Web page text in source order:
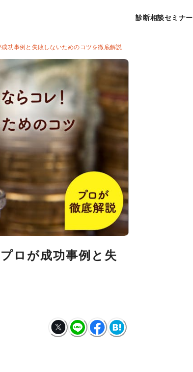
診断相談セミナー
功事例と失敗しないためのコツを徹底解説
ロが成功事例と失